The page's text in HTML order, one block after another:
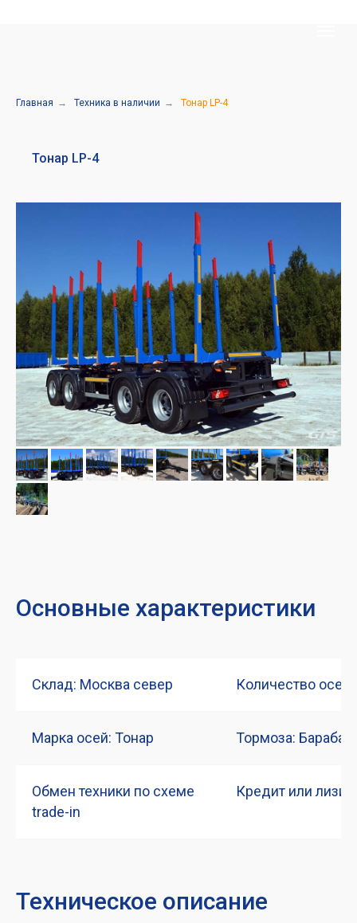
Главная → Техника в наличии → Тонар LP-4
Тонар LP-4
Основные характеристики
Склад: Москва север Количество осей:
Марка осей: Тонар Тормоза:
Обмен техники по схеме
trade-in
Кредит или
Техническое описание